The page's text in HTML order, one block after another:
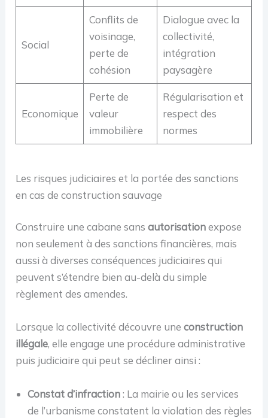
Social
Conflits de
voisinage,
perte de
cohésion
Dialogue avec la
collectivité,
intégration
paysagère
Economique
Perte de
valeur
immobilière
Régularisation et
respect des
normes
Les risques judiciaires et la portée des sanctions
en cas de construction sauvage
Construire une cabane sansautorisationexpose
non seulement à des sanctions financières, mais
aussi à diverses conséquences judiciaires qui
peuvent s’étendre bien au-delà du simple
règlement des amendes.
Lorsque la collectivité découvre uneconstruction
illégale, elle engage une procédure administrative
puis judiciaire qui peut se décliner ainsi :
Constat d’infraction: La mairie ou les services
de l’urbanisme constatent la violation des règles